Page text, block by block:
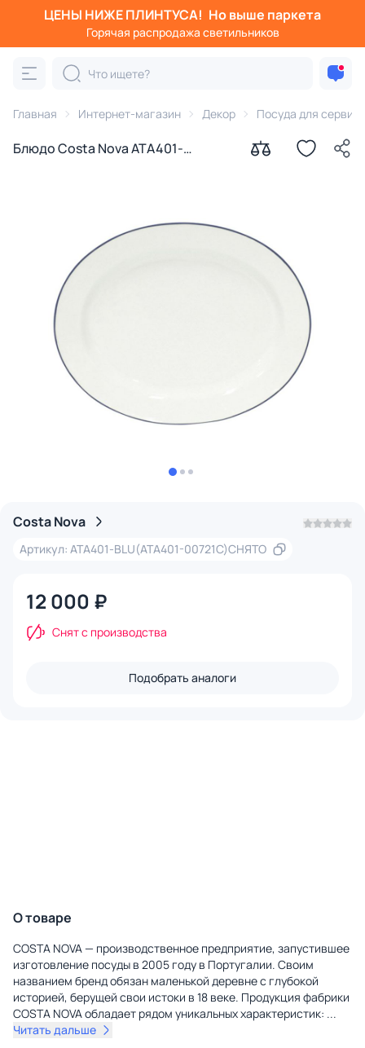
ЦЕНЫ НИЖЕ ПЛИНТУСА! Но выше паркета
Горячая распродажа светильников
Главная Интернет-магазин Декор Посуда для
Блюдо Costa Nova ATA401-
Costa Nova
Артикул: ATA401-BLU(ATA401-00721C)СНЯТО
12 000 ₽
Снят с производства
Подобрать аналоги
О товаре
COSTA NOVA — производственное предприятие, запустившее
изготовление посуды в 2005 году в Португалии. Своим
названием бренд обязан маленькой деревне с глубокой
историей, берущей свои истоки в 18 веке. Продукция фабрики
COSTA NOVA обладает рядом уникальных характеристик: ...
Читать дальше